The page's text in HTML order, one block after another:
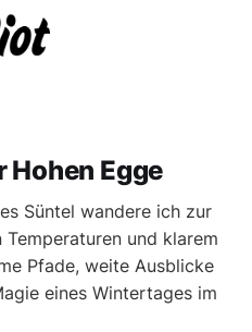
Hohen Egge
Süntel wandere ich zur
und klarem
Pfade, weite Ausblicke
eines Wintertages im